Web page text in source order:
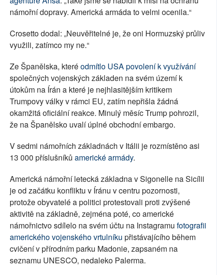
námořní dopravy. Americká armáda to velmi ocenila.“
Crosetto dodal: „Neuvěřitelné je, že oni Hormuzský průliv
využili, zatímco my ne.“
Ze Španělska, kteréodmítlo USA povolení k využívání
společných vojenských základen na svém území k
útokům na Írán a které je nejhlasitějším kritikem
Trumpovy války v rámci EU, zatím nepřišla žádná
okamžitá oficiální reakce. Minulý měsíc Trump pohrozil,
že na Španělsko uvalí úplné obchodní embargo.
V sedmi námořních základnách v Itálii je rozmístěno asi
13 000 příslušníků americké armády.
Americká námořní letecká základna v Sigonelle na Sicílii
je od začátku konfliktu v Íránu v centru pozornosti,
protože obyvatelé a politici protestovali proti zvýšené
aktivitě na základně, zejména poté, co americké
námořnictvo sdílelo na svém účtu na Instagramu fotografii
amerického vojenského vrtulníku přistávajícího během
cvičení v přírodním parku Madonie, zapsaném na
seznamu UNESCO, nedaleko Palerma.